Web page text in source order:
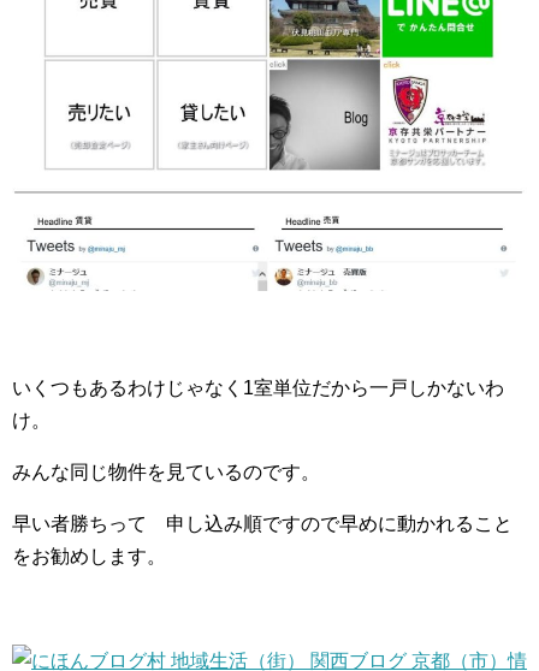
いくつもあるわけじゃなく1室単位だから一戸しかないわ
け。
みんな同じ物件を見ているのです。
早い者勝ちって 申し込み順ですので早めに動かれること
をお勧めします。